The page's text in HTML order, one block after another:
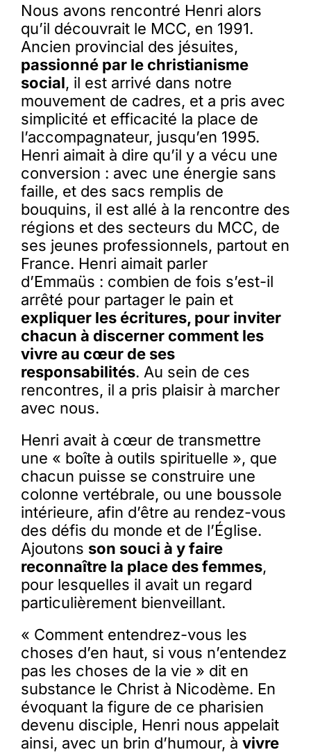
Nous avons rencontré Henri alors
qu’il découvrait le MCC, en 1991.
Ancien provincial des jésuites,
passionné par le christianisme
social, il est arrivé dans notre
mouvement de cadres, et a pris avec
simplicité et efficacité la place de
l’accompagnateur, jusqu’en 1995.
Henri aimait à dire qu’il y a vécu une
conversion : avec une énergie sans
faille, et des sacs remplis de
bouquins, il est allé à la rencontre des
régions et des secteurs du MCC, de
ses jeunes professionnels, partout en
France. Henri aimait parler
d’Emmaüs : combien de fois s’est-il
arrêté pour partager le pain et
expliquer les écritures, pour inviter
chacun à discerner comment les
vivre au cœur de ses
responsabilités. Au sein de ces
rencontres, il a pris plaisir à marcher
avec nous.
Henri avait à cœur de transmettre
une « boîte à outils spirituelle », que
chacun puisse se construire une
colonne vertébrale, ou une boussole
intérieure, afin d’être au rendez-vous
des défis du monde et de l’Église.
Ajoutons son souci à y faire
reconnaître la place des femmes,
pour lesquelles il avait un regard
particulièrement bienveillant.
« Comment entendrez-vous les
choses d’en haut, si vous n’entendez
pas les choses de la vie » dit en
substance le Christ à Nicodème. En
évoquant la figure de ce pharisien
devenu disciple, Henri nous appelait
ainsi, avec un brin d’humour, à vivre